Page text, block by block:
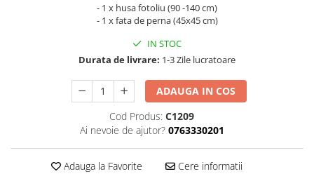
- 1 x husa fotoliu (90 -140 cm)
- 1 x fata de perna (45x45 cm)
IN STOC
Durata de livrare: 1-3 Zile lucratoare
ADAUGA IN COS
Cod Produs: C1209
Ai nevoie de ajutor? 0763330201
Adauga la Favorite Cere informatii